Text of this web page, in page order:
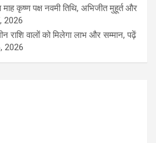
कृष्ण पक्ष नवमी तिथि, अभिजीत मुहूर्त और
2026
वालों को मिलेगा लाभ और सम्मान, पढ़ें
2026